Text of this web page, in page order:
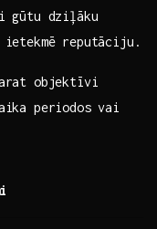
gūtu dziļāku
reputāciju.
objektīvi
periodos vai